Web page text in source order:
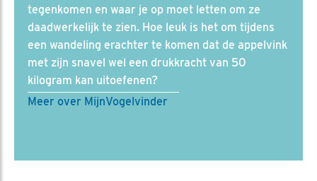
tegenkomen en waar je op moet letten om ze
daadwerkelijk te zien. Hoe leuk is het om tijdens
een wandeling erachter te komen dat de appelvink
met zijn snavel wel een drukkracht van 50
kilogram kan uitoefenen?
Meer over MijnVogelvinder